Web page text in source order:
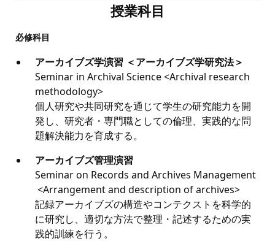
授業科目
必修科目
アーカイブズ学演習 ＜アーカイブズ学研究法＞
Seminar in Archival Science <Archival research
methodology>
個人研究や共同研究を通じて学生の研究能力を開
発し、研究者・専門職としての倫理、実践的な問
題解決能力を育成する。
アーカイブズ管理演習
Seminar on Records and Archives Management
<Arrangement and description of archives>
記録アーカイブズの構造やコンテクストを科学的
に研究し、適切な方法で整理・記述するための実
践的訓練を行う。